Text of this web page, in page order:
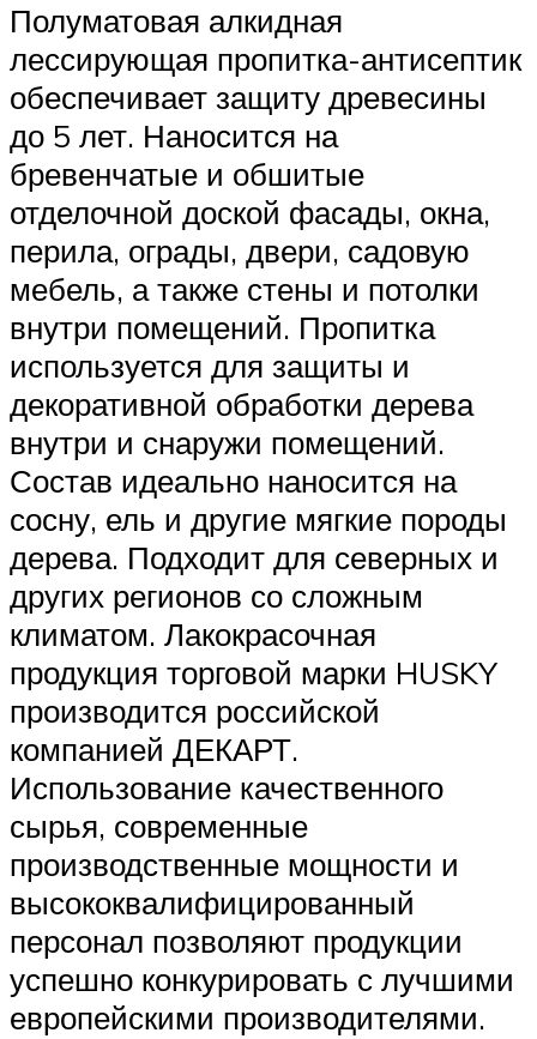
Полуматовая алкидная
лессирующая пропитка-антисептик
обеспечивает защиту древесины
до 5 лет. Наносится на
бревенчатые и обшитые
отделочной доской фасады, окна,
перила, ограды, двери, садовую
мебель, а также стены и потолки
внутри помещений. Пропитка
используется для защиты и
декоративной обработки дерева
внутри и снаружи помещений.
Состав идеально наносится на
сосну, ель и другие мягкие породы
дерева. Подходит для северных и
других регионов со сложным
климатом. Лакокрасочная
продукция торговой марки HUSKY
производится российской
компанией ДЕКАРТ.
Использование качественного
сырья, современные
производственные мощности и
высококвалифицированный
персонал позволяют продукции
успешно конкурировать с лучшими
европейскими производителями.